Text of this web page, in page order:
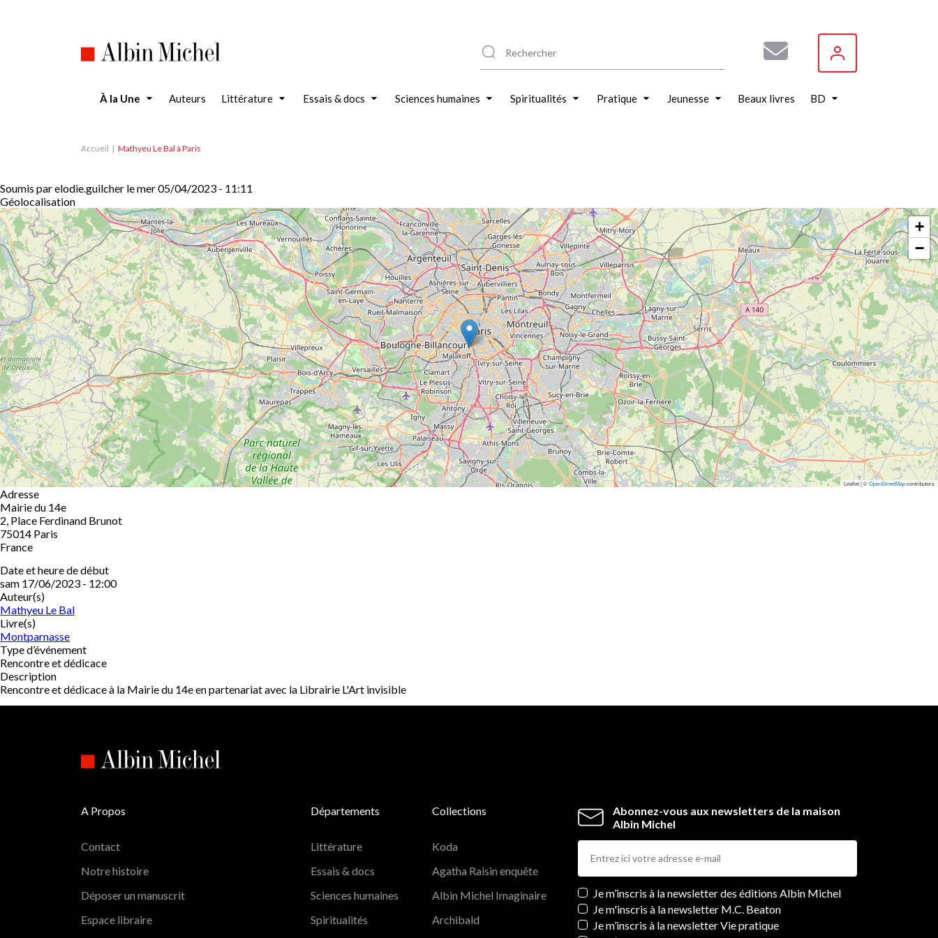
À la Une Auteurs Littérature Essais & docs Sciences humaines Spiritualités Pratique Jeunesse Beaux livres BD
Accueil Mathyeu Le Bal à Paris
Soumis parelodie.guilcher lemer 05/04/2023 - 11:11
Géolocalisation
+
−
Leaflet | ©OpenStreetMapcontributors
Adresse
Mairie du 14e
2, Place Ferdinand Brunot
75014 Paris
France
Date et heure de début
sam 17/06/2023 - 12:00
Auteur(s)
Mathyeu Le Bal
Livre(s)
Montparnasse
Type d’événement
Rencontre et dédicace
Description
Rencontre et dédicace à la Mairie du 14e en partenariat avec la Librairie L'Art invisible
Abonnez-vous aux newsletters de la maison
Albin Michel
Newsletters
Je m’inscris à la newsletter des éditions Albin Michel
Je m'inscris à la newsletter M.C. Beaton
Je m’inscris à la newsletter Vie pratique
A Propos
Contact
Notre histoire
Déposer un manuscrit
Espace libraire
Départements
Littérature
Essais & docs
Sciences humaines
Spiritualités
Collections
Koda
Agatha Raisin enquête
Albin Michel Imaginaire
Archibald